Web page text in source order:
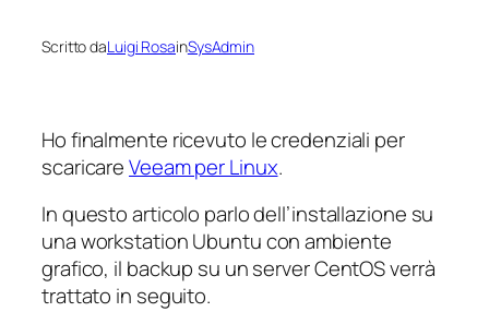
Scritto daLuigi RosainSysAdmin
Ho finalmente ricevuto le credenziali per
scaricareVeeam per Linux.
In questo articolo parlo dell’installazione su
una workstation Ubuntu con ambiente
grafico, il backup su un server CentOS verrà
trattato in seguito.